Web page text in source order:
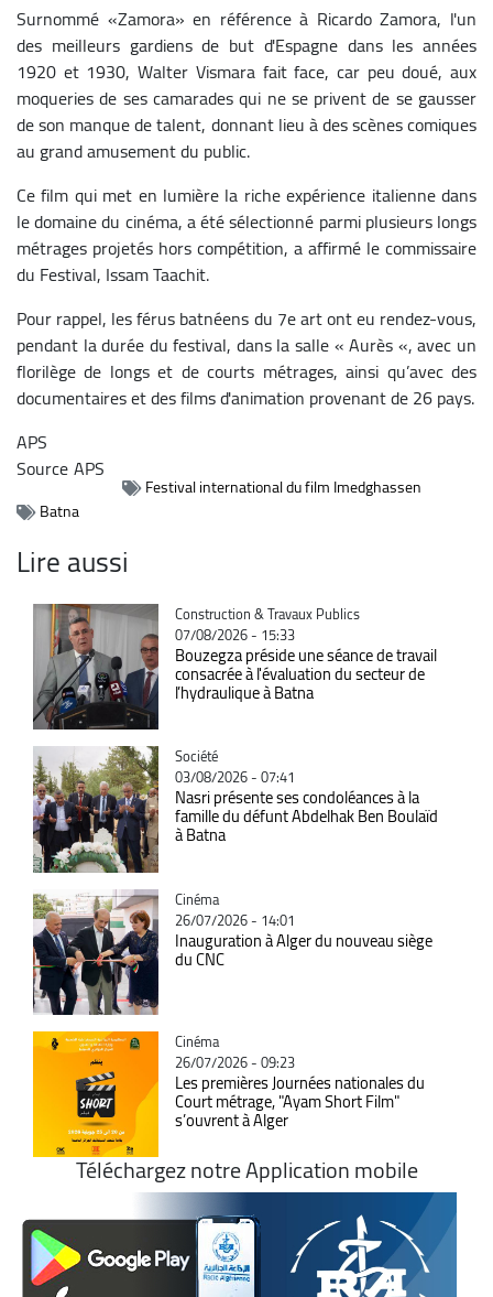
Surnommé «Zamora» en référence à Ricardo Zamora, l'un
des meilleurs gardiens de but d'Espagne dans les années
1920 et 1930, Walter Vismara fait face, car peu doué, aux
moqueries de ses camarades qui ne se privent de se gausser
de son manque de talent, donnant lieu à des scènes comiques
au grand amusement du public.
Ce film qui met en lumière la riche expérience italienne dans
le domaine du cinéma, a été sélectionné parmi plusieurs longs
métrages projetés hors compétition, a affirmé le commissaire
du Festival, Issam Taachit.
Pour rappel, les férus batnéens du 7e art ont eu rendez-vous,
pendant la durée du festival, dans la salle « Aurès «, avec un
florilège de longs et de courts métrages, ainsi qu’avec des
documentaires et des films d'animation provenant de 26 pays.
APS
SourceAPS
Festival international du film Imedghassen
Batna
Lire aussi
Catégorie
Construction & Travaux Publics
07/08/2026 - 15:33
Bouzegza préside une séance de travail
consacrée à l'évaluation du secteur de
l’hydraulique à Batna
Catégorie
Société
03/08/2026 - 07:41
Nasri présente ses condoléances à la
famille du défunt Abdelhak Ben Boulaïd
à Batna
Catégorie
Cinéma
26/07/2026 - 14:01
Inauguration à Alger du nouveau siège
du CNC
Catégorie
Cinéma
26/07/2026 - 09:23
Les premières Journées nationales du
Court métrage, "Ayam Short Film"
s’ouvrent à Alger
Téléchargez notre Application mobile